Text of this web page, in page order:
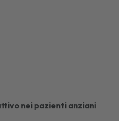
nei pazienti anziani